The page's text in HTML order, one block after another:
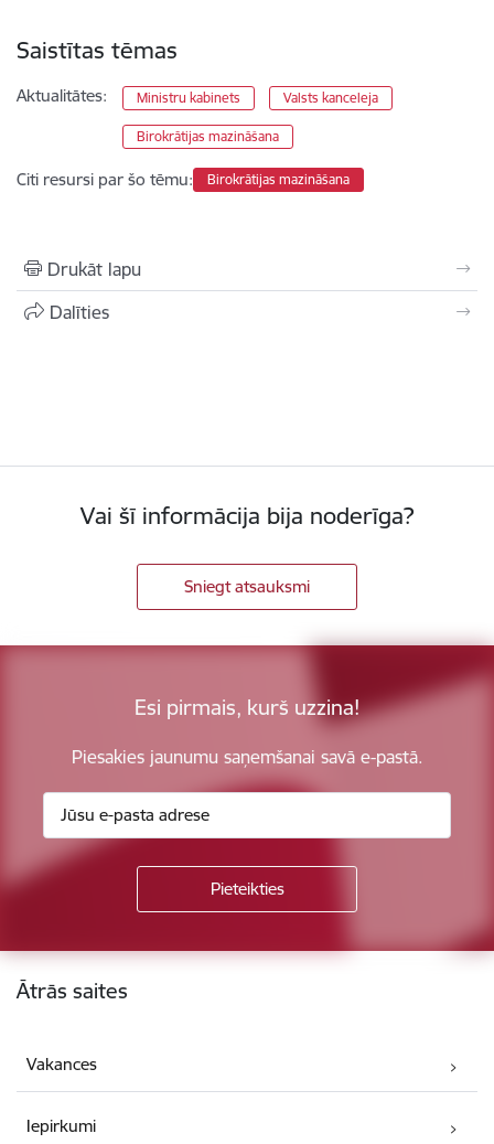
Saistītas tēmas
Aktualitātes: Ministru kabinets Valsts kanceleja
Birokrātijas mazināšana
Citi resursi par šo tēmu: Birokrātijas mazināšana
Drukāt lapu
Dalīties
Vai šī informācija bija noderīga?
Sniegt atsauksmi
Esi pirmais, kurš uzzina!
Piesakies jaunumu saņemšanai savā e-pastā.
Kājene
Ātrās saites
Vakances
Iepirkumi